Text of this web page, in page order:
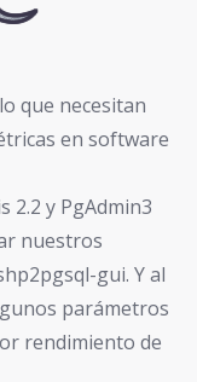
que necesitan
en software
2.2 y PgAdmin3
nuestros
gui. Y al
parámetros
rendimiento de